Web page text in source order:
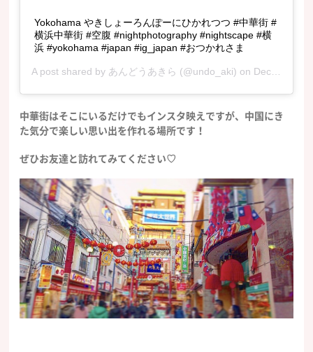
Yokohama やきしょーろんぽーにひかれつつ #中華街 #
横浜中華街 #空腹 #nightphotography #nightscape #横
浜 #yokohama #japan #ig_japan #おつかれさま
A post shared by あんどうあきら (@undo_aki) on Dec 7, 2017 at 4:06am PST
中華街はそこにいるだけでもインスタ映えですが、中国にき
た気分で楽しい思い出を作れる場所です！
ぜひお友達と訪れてみてください♡